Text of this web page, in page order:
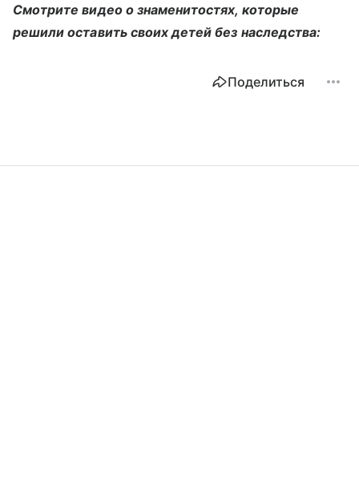
Смотрите видео о знаменитостях, которые
решили оставить своих детей без наследства:
Поделиться